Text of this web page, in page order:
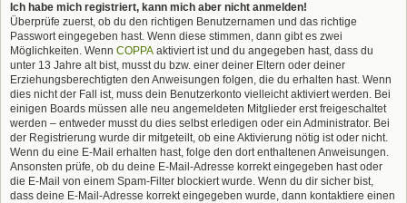
Ich habe mich registriert, kann mich aber nicht anmelden!
Überprüfe zuerst, ob du den richtigen Benutzernamen und das richtige
Passwort eingegeben hast. Wenn diese stimmen, dann gibt es zwei
Möglichkeiten. Wenn COPPA aktiviert ist und du angegeben hast, dass du
unter 13 Jahre alt bist, musst du bzw. einer deiner Eltern oder deiner
Erziehungsberechtigten den Anweisungen folgen, die du erhalten hast. Wenn
dies nicht der Fall ist, muss dein Benutzerkonto vielleicht aktiviert werden. Bei
einigen Boards müssen alle neu angemeldeten Mitglieder erst freigeschaltet
werden – entweder musst du dies selbst erledigen oder ein Administrator. Bei
der Registrierung wurde dir mitgeteilt, ob eine Aktivierung nötig ist oder nicht.
Wenn du eine E-Mail erhalten hast, folge den dort enthaltenen Anweisungen.
Ansonsten prüfe, ob du deine E-Mail-Adresse korrekt eingegeben hast oder
die E-Mail von einem Spam-Filter blockiert wurde. Wenn du dir sicher bist,
dass deine E-Mail-Adresse korrekt eingegeben wurde, dann kontaktiere einen